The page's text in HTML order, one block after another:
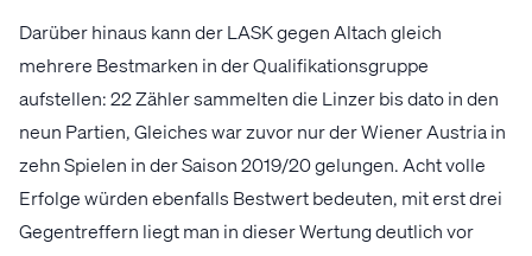
Darüber hinaus kann der LASK gegen Altach gleich
mehrere Bestmarken in der Qualifikationsgruppe
aufstellen: 22 Zähler sammelten die Linzer bis dato in den
neun Partien, Gleiches war zuvor nur der Wiener Austria in
zehn Spielen in der Saison 2019/20 gelungen. Acht volle
Erfolge würden ebenfalls Bestwert bedeuten, mit erst drei
Gegentreffern liegt man in dieser Wertung deutlich vor